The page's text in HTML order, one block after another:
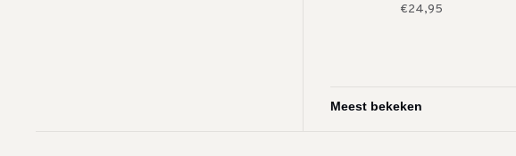
€24,95